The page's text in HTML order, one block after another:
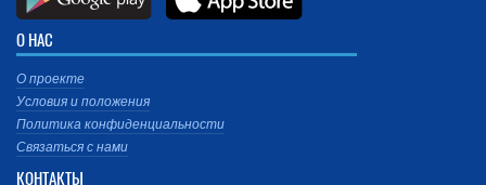
О НАС
О проекте
Условия и положения
Политика конфиденциальности
Связаться с нами
КОНТАКТЫ